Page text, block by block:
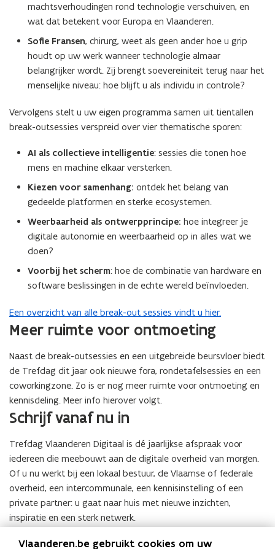
machtsverhoudingen rond technologie verschuiven, en
wat dat betekent voor Europa en Vlaanderen.
Sofie Fransen, chirurg, weet als geen ander hoe u grip
houdt op uw werk wanneer technologie almaar
belangrijker wordt. Zij brengt soevereiniteit terug naar het
menselijke niveau: hoe blijft u als individu in controle?
Vervolgens stelt u uw eigen programma samen uit tientallen
break-outsessies verspreid over vier thematische sporen:
AI als collectieve intelligentie: sessies die tonen hoe
mens en machine elkaar versterken.
Kiezen voor samenhang: ontdek het belang van
gedeelde platformen en sterke ecosystemen.
Weerbaarheid als ontwerpprincipe: hoe integreer je
digitale autonomie en weerbaarheid op in alles wat we
doen?
Voorbij het scherm: hoe de combinatie van hardware en
software beslissingen in de echte wereld beïnvloeden.
Een overzicht van alle break-out sessies vindt u hier.
Meer ruimte voor ontmoeting
Naast de break-outsessies en een uitgebreide beursvloer biedt
de Trefdag dit jaar ook nieuwe fora, rondetafelsessies en een
coworkingzone. Zo is er nog meer ruimte voor ontmoeting en
kennisdeling. Meer info hierover volgt.
Schrijf vanaf nu in
Trefdag Vlaanderen Digitaal is dé jaarlijkse afspraak voor
iedereen die meebouwt aan de digitale overheid van morgen.
Of u nu werkt bij een lokaal bestuur, de Vlaamse of federale
overheid, een intercommunale, een kennisinstelling of een
private partner: u gaat naar huis met nieuwe inzichten,
inspiratie en een sterk netwerk.
Deelname is gratis, maar inschrijven is verplicht. Schrijf
Vlaanderen.be gebruikt cookies om uw